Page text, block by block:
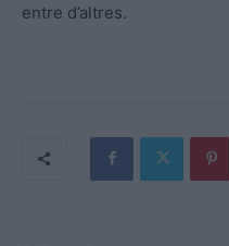
entre d’altres.